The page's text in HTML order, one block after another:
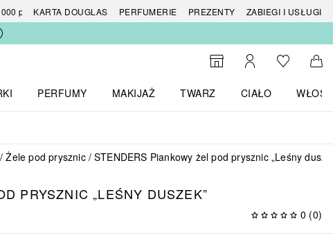
produktów
KARTA DOUGLAS PERFUMERIE PREZENTY
ZABIEGI I USŁUGI
Do wyszukiwarki
Moje kontoDo listyDo
PERFUMY
MAKIJAŻ
TWARZ
CIAŁO
WŁOSY
Żele pod prysznic STENDERS Piankowy żel pod prysznic „Leśny
PRYSZNIC „LEŚNY DUSZEK”
0 (0)